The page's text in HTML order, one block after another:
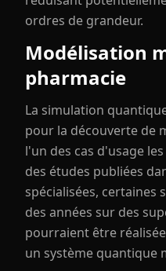
ordres de grandeur.
Modélisation
pharmacie
La simulation
pour la découverte de
l'un des cas d'usage
des études publiées
spécialisées,
des années sur des
pourraient être
un système quantique